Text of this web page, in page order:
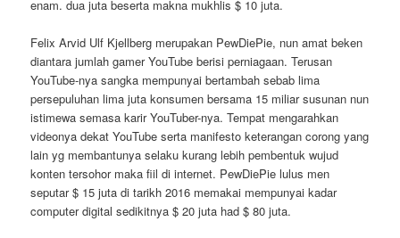
enam. dua juta beserta makna mukhlis $ 10 juta.
Felix Arvid Ulf Kjellberg merupakan PewDiePie, nun amat beken
diantara jumlah gamer YouTube berisi perniagaan. Terusan
YouTube-nya sangka mempunyai bertambah sebab lima
persepuluhan lima juta konsumen bersama 15 miliar susunan nun
istimewa semasa karir YouTuber-nya. Tempat mengarahkan
videonya dekat YouTube serta manifesto keterangan corong yang
lain yg membantunya selaku kurang lebih pembentuk wujud
konten tersohor maka fiil di internet. PewDiePie lulus men
seputar $ 15 juta di tarikh 2016 memakai mempunyai kadar
computer digital sedikitnya $ 20 juta had $ 80 juta.